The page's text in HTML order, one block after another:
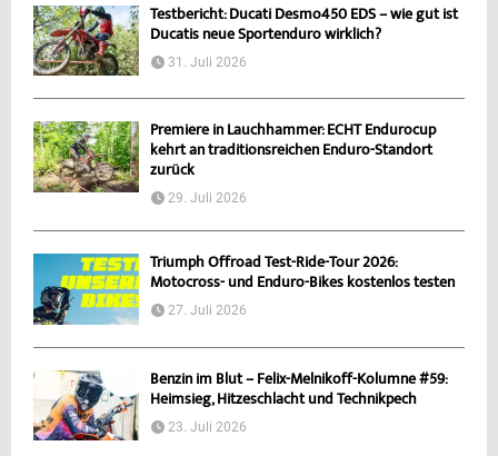
Testbericht: Ducati Desmo450 EDS – wie gut ist
Ducatis neue Sportenduro wirklich?
31. Juli 2026
Premiere in Lauchhammer: ECHT Endurocup
kehrt an traditionsreichen Enduro-Standort
zurück
29. Juli 2026
Triumph Offroad Test-Ride-Tour 2026:
Motocross- und Enduro-Bikes kostenlos testen
27. Juli 2026
Benzin im Blut – Felix-Melnikoff-Kolumne #59:
Heimsieg, Hitzeschlacht und Technikpech
23. Juli 2026